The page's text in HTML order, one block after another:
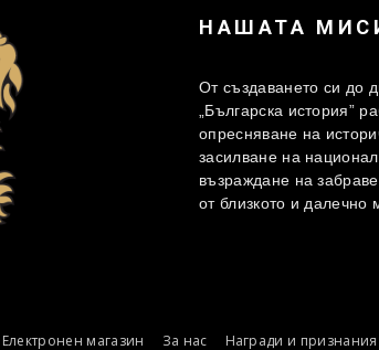
НАШАТА
От създаването си до
„Българска история”
опресняване на
засилване на
възраждане на
от близкото и далечно
Електронен магазин За нас Награди и признания